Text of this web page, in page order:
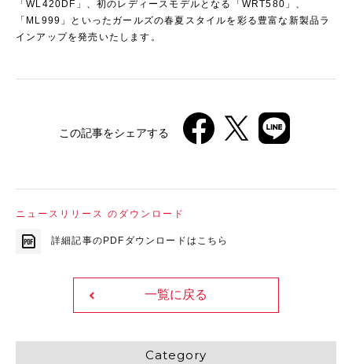
「WL420DF」、初のレディースモデルとなる「WRT580」、
「ML999」といったガールズの春夏スタイルを彩る豊富な新製品ラ
インアップを発売いたします。
この記事をシェアする
ニュースリリース のダウンロード
詳細記事のPDFダウンロードはこちら
一覧に戻る
Category